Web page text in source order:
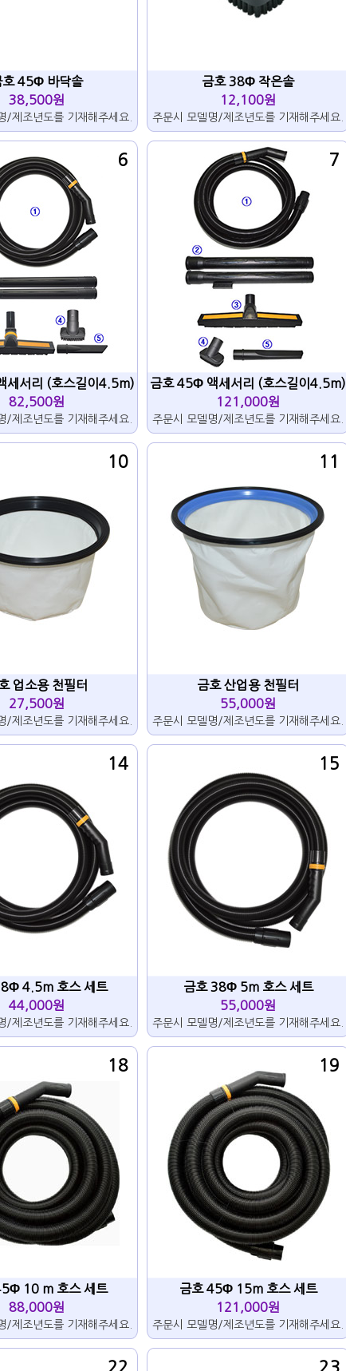
호 45Φ 바닥솔
38,500원
/제조년도를 기재해주세요.
금호 38Φ 작은솔
12,100원
주문시 모델명/제조년도를 기재해주세요.
세서리 (호스길이4.5m)
82,500원
/제조년도를 기재해주세요.
6
금호 45Φ 액세서리 (호스길이4.5m)
121,000원
주문시 모델명/제조년도를 기재해주세요.
7
업소용 천필터
27,500원
/제조년도를 기재해주세요.
10
금호 산업용 천필터
55,000원
주문시 모델명/제조년도를 기재해주세요.
11
4.5m 호스 세트
44,000원
/제조년도를 기재해주세요.
14
금호 38Φ 5m 호스 세트
55,000원
주문시 모델명/제조년도를 기재해주세요.
15
10 m 호스 세트
88,000원
/제조년도를 기재해주세요.
18
금호 45Φ 15m 호스 세트
121,000원
주문시 모델명/제조년도를 기재해주세요.
19
22 23